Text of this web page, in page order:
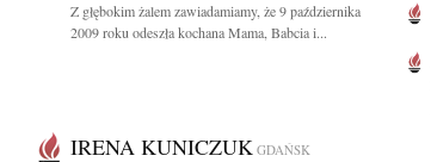
Z głębokim żalem zawiadamiamy, że 9 października
2009 roku odeszła kochana Mama, Babcia i...
IRENA KUNICZUK GDAŃSK